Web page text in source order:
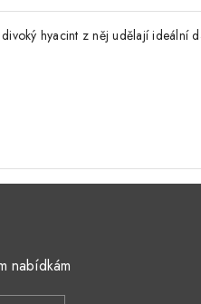
hyacint z něj udělají ideální
nabídkám